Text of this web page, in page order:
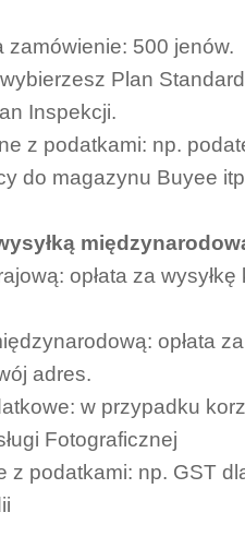
500 jenów.
Plan
Inspekcji.
z podatkami: np.
do magazynu Buyee
opłata za
opłata
adres.
w przypadku
Fotograficznej
z podatkami: np. GST